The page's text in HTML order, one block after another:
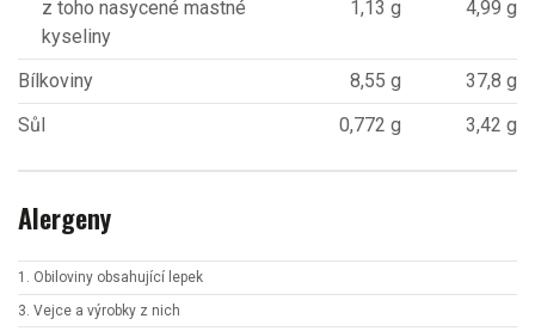
z toho nasycené mastné
kyseliny
1,13 g 4,99 g
Bílkoviny 8,55 g
37,8 g
Sůl
0,772 g 3,42 g
Alergeny
1. Obiloviny obsahující lepek
3. Vejce a výrobky z nich